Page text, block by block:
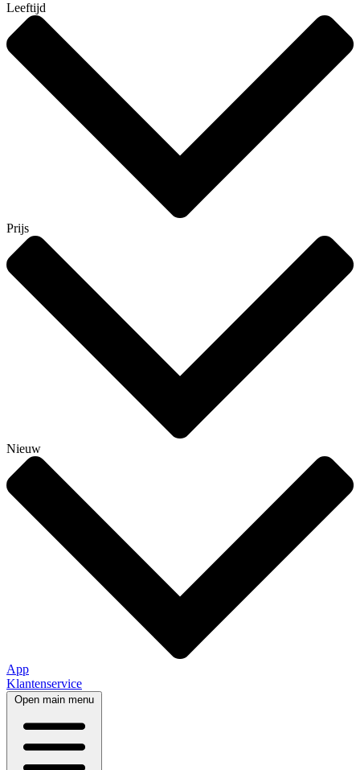
Leeftijd
Prijs
Nieuw
App
Klantenservice
Open main menu